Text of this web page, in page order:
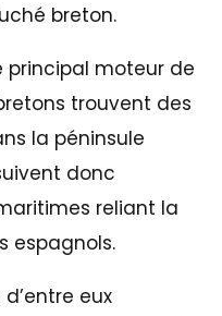
breton.
principal moteur de
trouvent des
la péninsule
donc
reliant la
espagnols.
eux